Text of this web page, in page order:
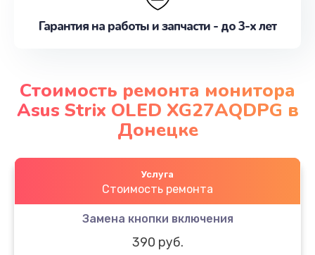
Гарантия на работы и запчасти - до 3-х лет
Стоимость ремонта монитора
Asus Strix OLED XG27AQDPG в
Донецке
Услуга
Стоимость ремонта
Замена кнопки включения
390 руб.